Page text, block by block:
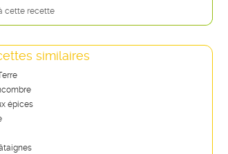
cette recette
similaires
épices